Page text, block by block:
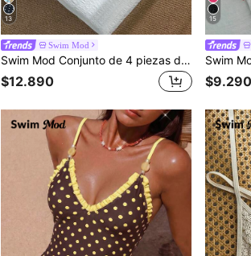
13
Swim Mod
Swim Mod Conjunto de 4 piezas de traje de baño elegante para mujer con estampado de palmeras de coco y color liso, cuello halter y tirantes para hombros, para vacaciones de playa en primavera/verano
$12.890
15
$9.290